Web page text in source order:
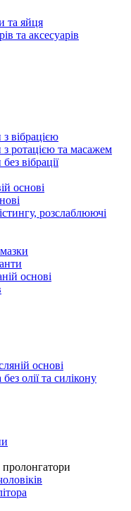
та яйця
та аксесуарів
вібрацією
ротацією та масажем
вібрації
основі
розслаблюючі
основі
основі
олії та силікону